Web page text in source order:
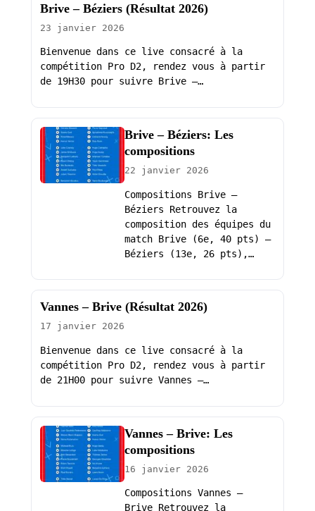
Brive – Béziers (Résultat 2026)
23 janvier 2026
Bienvenue dans ce live consacré à la
compétition Pro D2, rendez vous à partir
de 19H30 pour suivre Brive –…
Brive – Béziers: Les
compositions
22 janvier 2026
Compositions Brive –
Béziers Retrouvez la
composition des équipes du
match Brive (6e, 40 pts) –
Béziers (13e, 26 pts),…
Vannes – Brive (Résultat 2026)
17 janvier 2026
Bienvenue dans ce live consacré à la
compétition Pro D2, rendez vous à partir
de 21H00 pour suivre Vannes –…
Vannes – Brive: Les
compositions
16 janvier 2026
Compositions Vannes –
Brive Retrouvez la